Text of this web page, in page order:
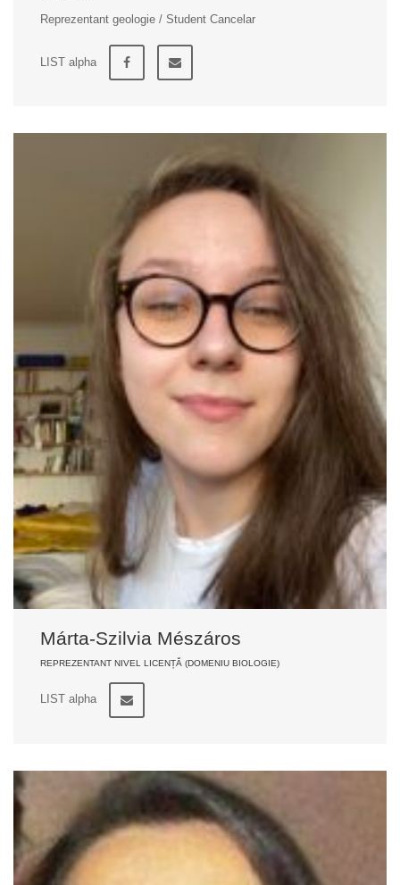
Reprezentant geologie / Student Cancelar
LIST alpha
Márta-Szilvia Mészáros
REPREZENTANT NIVEL LICENȚĂ (DOMENIU BIOLOGIE)
LIST alpha